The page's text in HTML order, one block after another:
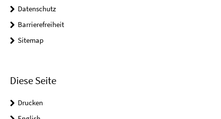
Datenschutz
Barrierefreiheit
Sitemap
Diese Seite
Drucken